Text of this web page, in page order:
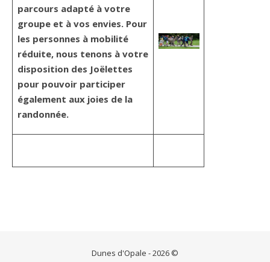
parcours adapté à votre
groupe et à vos envies. Pour
les personnes à mobilité
réduite, nous tenons à votre
disposition des Joëlettes
pour pouvoir participer
également aux joies de la
randonnée.
Dunes d'Opale - 2026 ©